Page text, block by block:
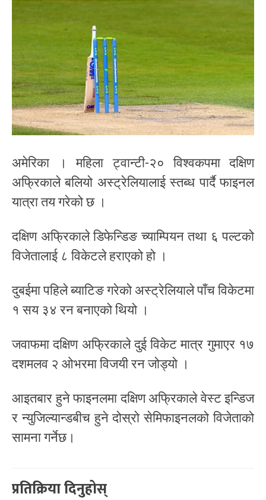
अमेरिका । महिला ट्वान्टी-२० विश्वकपमा दक्षिण
अफ्रिकाले बलियो अस्ट्रेलियालाई स्तब्ध पार्दै फाइनल
यात्रा तय गरेको छ ।
दक्षिण अफ्रिकाले डिफेन्डिङ च्याम्पियन तथा ६ पल्टको
विजेतालाई ८ विकेटले हराएको हो ।
दुबईमा पहिले ब्याटिङ गरेको अस्ट्रेलियाले पाँच विकेटमा
१ सय ३४ रन बनाएको थियो ।
जवाफमा दक्षिण अफ्रिकाले दुई विकेट मात्र गुमाएर १७
दशमलव २ ओभरमा विजयी रन जोड्यो ।
आइतबार हुने फाइनलमा दक्षिण अफ्रिकाले वेस्ट इन्डिज
र न्युजिल्यान्डबीच हुने दोस्रो सेमिफाइनलको विजेताको
सामना गर्नेछ।
प्रतिक्रिया दिनुहोस्